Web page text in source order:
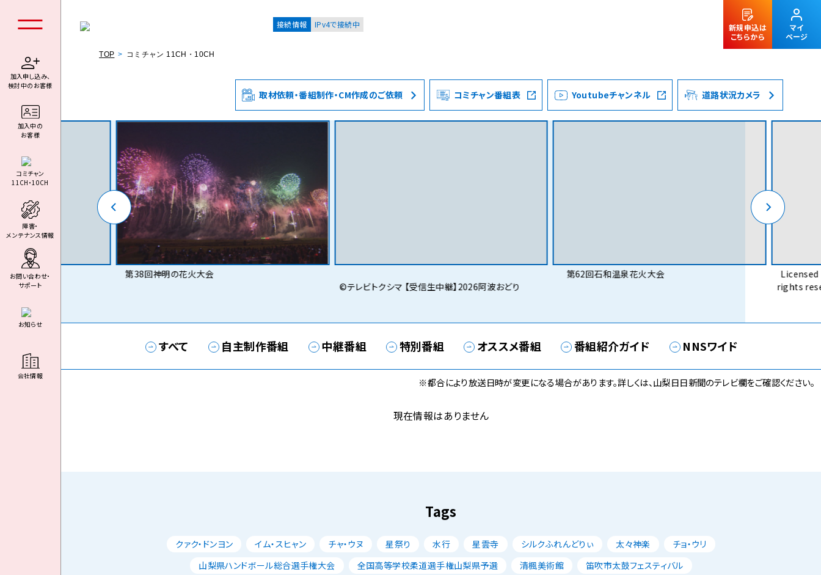
個人のお客様 集合住宅オーナーの方 法人のお客様
料金シミュレーション
接続情報 IPv4で接続中
新規申込は
こちらから
マイ
ページ
加入申し込み、
検討中のお客様
加⼊中の
お客様
コミチャン
11CH・10CH
障害・
メンテナンス情報
お問い合わせ・
サポート
お知らせ
会社情報
TOP コミチャン 11CH・10CH
取材依頼・番組制作・CM作成のご依頼 コミチャン番組表 Youtubeチャンネル 道路状況カメラ
第38回神明の花火大会
©テレビトクシマ 【受信生中継】2026阿波おどり
第62回石和温泉花火大会
Licensed
rights
すべて 自主制作番組 中継番組 特別番組 オススメ番組 番組紹介ガイド NNSワイド
※都合により放送日時が変更になる場合があります。詳しくは、山梨日日新聞のテレビ欄をご確認ください。
現在情報はありません
Tags
クァク・ドンヨン イム・スヒャン チャ・ウヌ 星祭り 水行 星雲寺 シルクふれんどりぃ 太々神楽
チョ・ウリ
山梨県ハンドボール総合選手権大会
全国高等学校柔道選手権山梨県予選 清楓美術館
笛吹市太鼓フェスティバル